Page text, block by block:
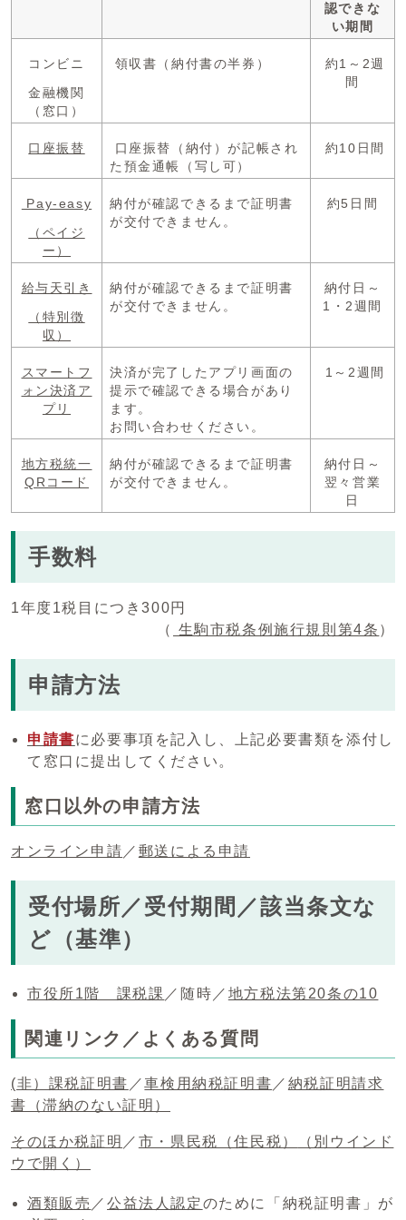
認できな
い期間
コンビニ
金融機関
（窓口）
領収書（納付書の半券）
約1～2週
間
口座振替
口座振替（納付）が記帳され
た預金通帳（写し可）
約10日間
Pay-easy
（ペイジ
ー）
納付が確認できるまで証明書
が交付できません。
約5日間
給与天引き
（特別徴
収）
納付が確認できるまで証明書
が交付できません。
納付日～
1・2週間
スマートフ
ォン決済ア
プリ
決済が完了したアプリ画面の
提示で確認できる場合があり
ます。
お問い合わせください。
1～2週間
地方税統一
QRコード
納付が確認できるまで証明書
が交付できません。
納付日～
翌々営業
日
手数料
1年度1税目につき300円
（ 生駒市税条例施行規則第4条 ）
申請方法
申請書に必要事項を記入し、上記必要書類を添付し
て窓口に提出してください。
窓口以外の申請方法
オンライン申請 ／ 郵送による申請
受付場所／受付期間／該当条文な
ど（基準）
市役所1階 課税課 ／随時／ 地方税法第20条の10
関連リンク／よくある質問
(非）課税証明書 ／車検用納税証明書 ／ 納税証明請求
書（滞納のない証明）
そのほか税証明 ／ 市・県民税（住民税）
（別ウインド
ウで開く）
酒類販売 ／公益法人認定のために「納税証明書」が